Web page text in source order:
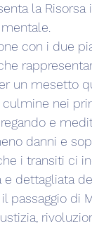
la
con i due
un mesetto
nei
e
danni e
i transiti ci
e dettagliata
passaggio di